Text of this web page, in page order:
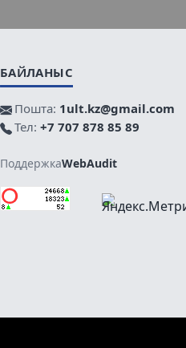
БАЙЛАНЫС
Пошта: 1ult.kz@gmail.com
Тел: +7 707 878 85 89
ПоддержкаWebAudit